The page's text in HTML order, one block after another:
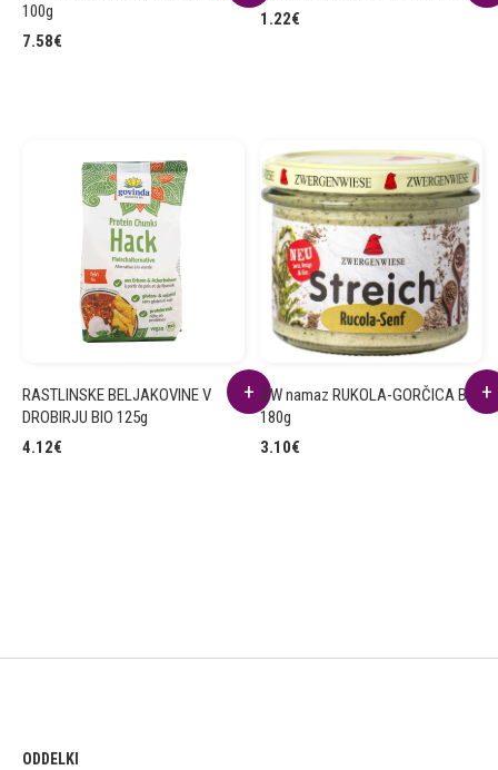
100g
7.58€
1.22€
RASTLINSKE BELJAKOVINE V
DROBIRJU BIO 125g
4.12€
ZW namaz RUKOLA-GORČICA BIO
180g
3.10€
ODDELKI